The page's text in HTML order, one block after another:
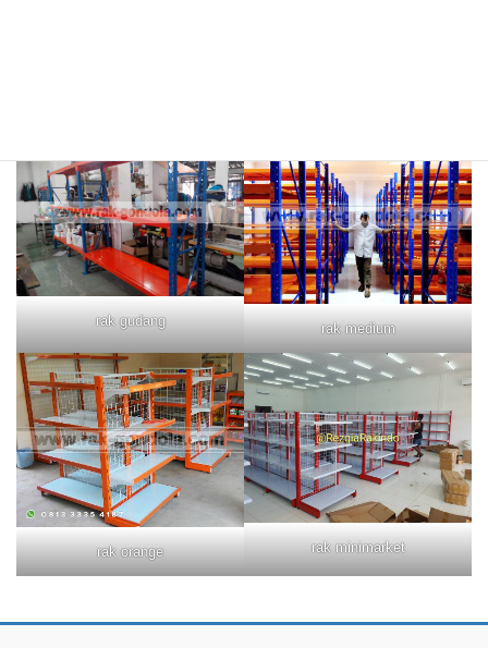
rak gudang rak medium
rak orange rak minimarket